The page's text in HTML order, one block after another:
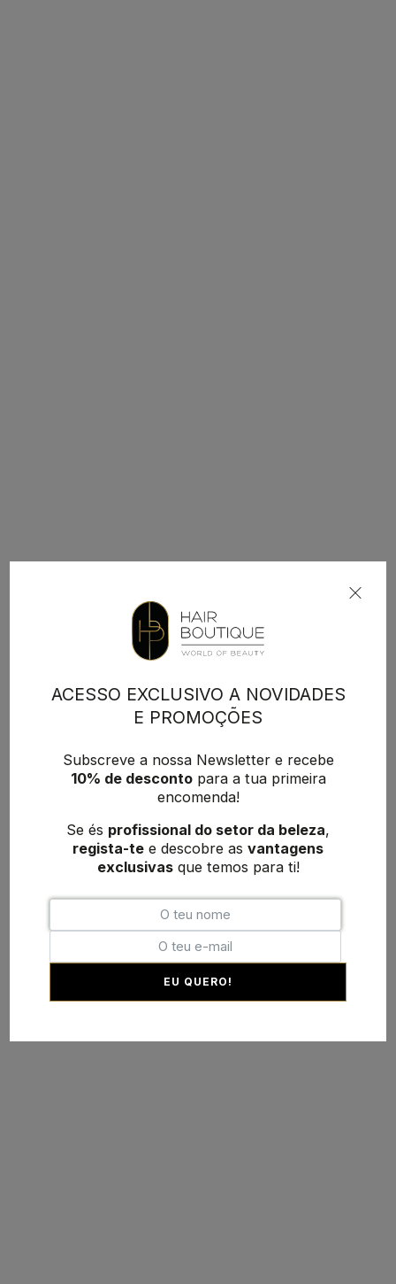
ACESSO EXCLUSIVO A NOVIDADES
E PROMOÇÕES
Subscreve a nossa Newsletter e recebe
10% de descontopara a tua primeira
encomenda!
Se és profissional do setor da beleza,
regista-te e descobre as vantagens
exclusivasque temos para ti!
EU QUERO!